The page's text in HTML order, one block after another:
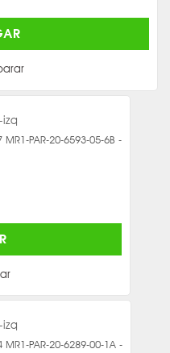
MR1-PAR-20-6593-05-6B -
MR1-PAR-20-6289-00-1A -